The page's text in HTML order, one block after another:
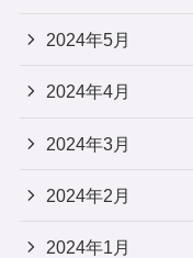
2024年5月
2024年4月
2024年3月
2024年2月
2024年1月